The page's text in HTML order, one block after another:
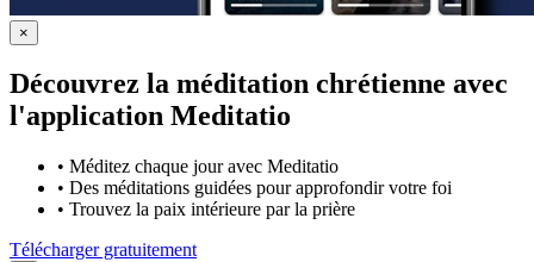
×
Découvrez la méditation chrétienne avec
l'application Meditatio
• Méditez chaque jour avec Meditatio
• Des méditations guidées pour approfondir votre foi
• Trouvez la paix intérieure par la prière
Télécharger gratuitement